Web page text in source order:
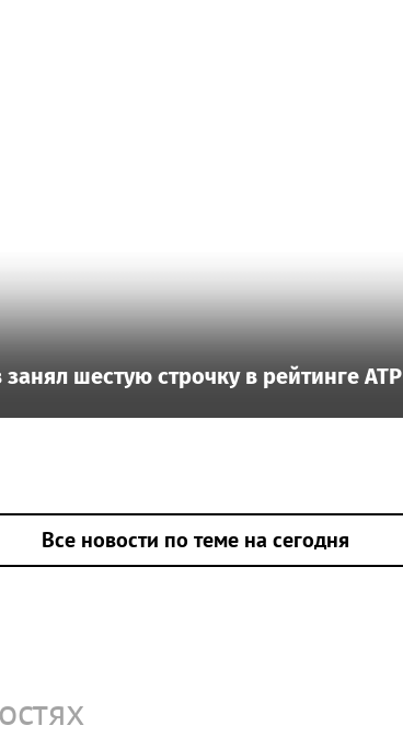
шестую строчку в рейтинге ATP
Все новости по теме на сегодня